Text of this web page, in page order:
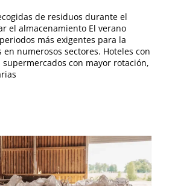
de residuos durante el
el almacenamiento El verano
más exigentes para la
numerosos sectores. Hoteles con
con mayor rotación,